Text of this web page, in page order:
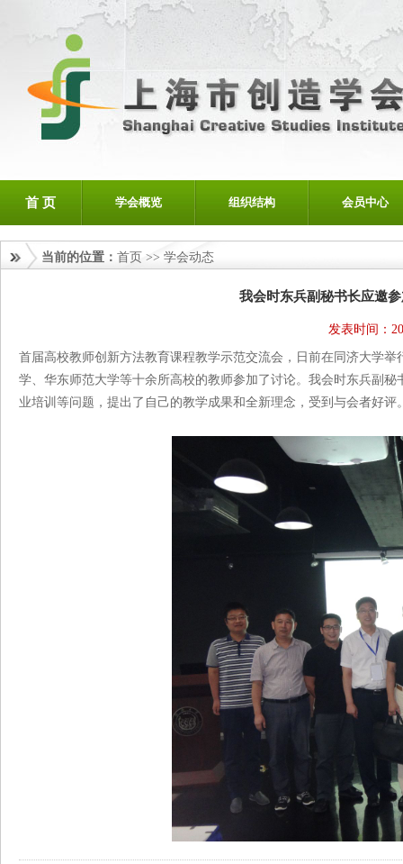
首 页 学会概览 组织结构 会员中心
当前的位置： 首页 >> 学会动态
我会时东兵副秘书长应邀
发表时间：
首届高校教师创新方法教育课程教学示范交流会，日前在同济大学
学、华东师范大学等十余所高校的教师参加了讨论。我会时东兵副
业培训等问题，提出了自己的教学成果和全新理念，受到与会者好评